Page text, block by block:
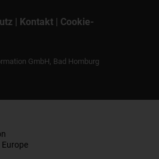
| Kontakt | Cookie-
GmbH, Bad Homburg